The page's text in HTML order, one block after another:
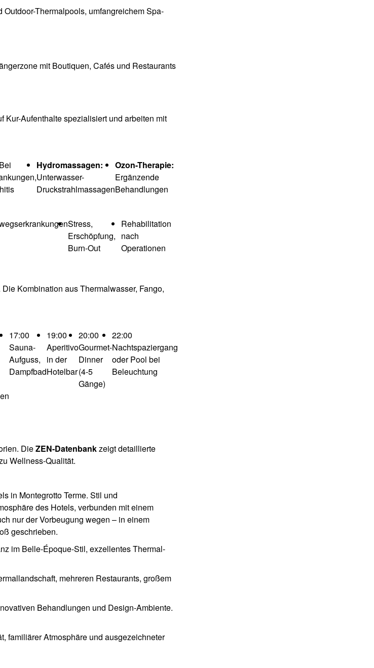
Thermalpools, umfangreichem Spa-
mit Boutiquen, Cafés und Restaurants
Aufenthalte spezialisiert und arbeiten mit
Bei
Hydromassagen:
Unterwasser-
Druckstrahlmassagen
Ozon-Therapie:
Ergänzende
Behandlungen
Stress,
Erschöpfung,
Burn-Out
Rehabilitation
nach
Operationen
Kombination aus Thermalwasser, Fango,
17:00
Sauna-
Aufguss,
Dampfbad
19:00
Aperitivo
in der
Hotelbar
20:00
Gourmet-
Dinner
(4-5
Gänge)
22:00
Nachtspaziergang
oder Pool bei
Beleuchtung
DieZEN-Datenbankzeigt detaillierte
Wellness-Qualität.
in Montegrotto Terme. Stil und
des Hotels, verbunden mit einem
nur der Vorbeugung wegen – in einem
geschrieben.
im Belle-Époque-Stil, exzellentes Thermal-
mehreren Restaurants, großem
Behandlungen und Design-Ambiente.
familiärer Atmosphäre und ausgezeichneter